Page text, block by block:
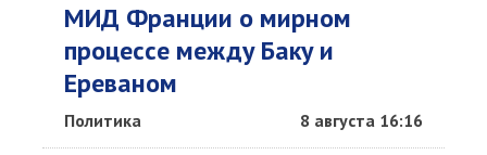
МИД Франции о мирном
процессе между Баку и
Ереваном
Политика 8 августа 16:16